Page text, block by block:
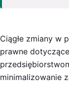
Ciągłe zmiany w
prawne
minimalizowanie